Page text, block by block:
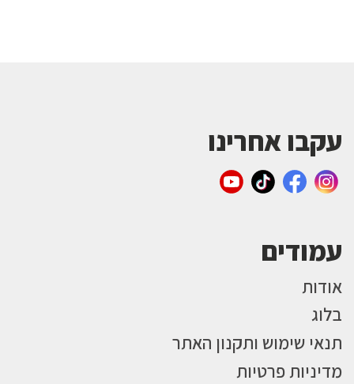
עקבו אחרינו
עמודים
אודות
בלוג
תנאי שימוש ותקנון האתר
מדיניות פרטיות